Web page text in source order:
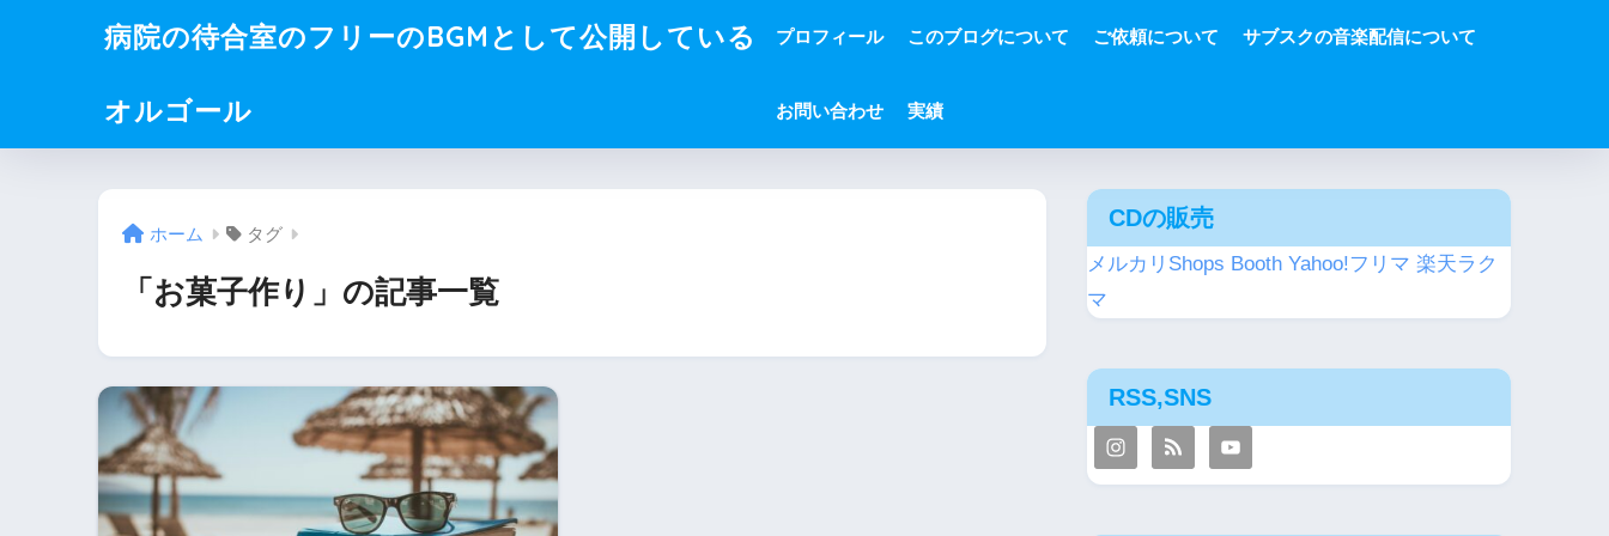
病院の待合室のフリーのBGMとして公開している
オルゴール
プロフィール このブログについて ご依頼について サブスクの音楽配信について
お問い合わせ 実績
ホーム タグ
「お菓子作り」の記事一覧
CDの販売
メルカリShops Booth Yahoo!フリマ 楽天ラク
マ
RSS,SNS